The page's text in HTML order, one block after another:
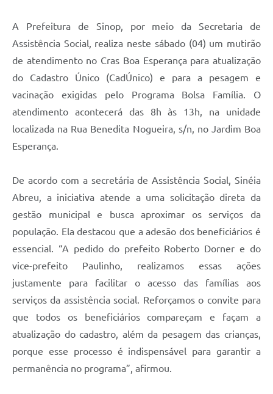
A Prefeitura de Sinop, por meio da Secretaria de
Assistência Social, realiza neste sábado (04) um mutirão
de atendimento no Cras Boa Esperança para atualização
do Cadastro Único (CadÚnico) e para a pesagem e
vacinação exigidas pelo Programa Bolsa Família. O
atendimento acontecerá das 8h às 13h, na unidade
localizada na Rua Benedita Nogueira, s/n, no Jardim Boa
Esperança.
De acordo com a secretária de Assistência Social, Sinéia
Abreu, a iniciativa atende a uma solicitação direta da
gestão municipal e busca aproximar os serviços da
população. Ela destacou que a adesão dos beneficiários é
essencial. “A pedido do prefeito Roberto Dorner e do
vice-prefeito Paulinho, realizamos essas ações
justamente para facilitar o acesso das famílias aos
serviços da assistência social. Reforçamos o convite para
que todos os beneficiários compareçam e façam a
atualização do cadastro, além da pesagem das crianças,
porque esse processo é indispensável para garantir a
permanência no programa”, afirmou.